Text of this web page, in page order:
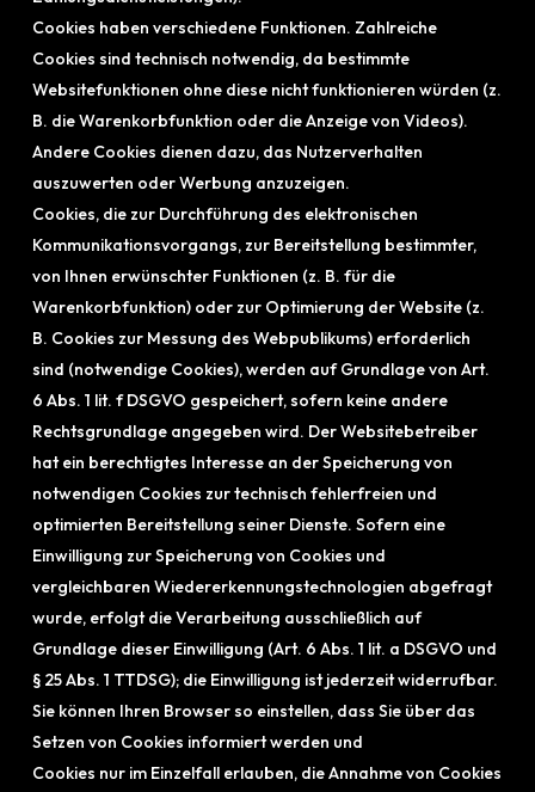
Cookies haben verschiedene Funktionen. Zahlreiche
Cookies sind technisch notwendig, da bestimmte
Websitefunktionen ohne diese nicht funktionieren würden (z.
B. die Warenkorbfunktion oder die Anzeige von Videos).
Andere Cookies dienen dazu, das Nutzerverhalten
auszuwerten oder Werbung anzuzeigen.
Cookies, die zur Durchführung des elektronischen
Kommunikationsvorgangs, zur Bereitstellung bestimmter,
von Ihnen erwünschter Funktionen (z. B. für die
Warenkorbfunktion) oder zur Optimierung der Website (z.
B. Cookies zur Messung des Webpublikums) erforderlich
sind (notwendige Cookies), werden auf Grundlage von Art.
6 Abs. 1 lit. f DSGVO gespeichert, sofern keine andere
Rechtsgrundlage angegeben wird. Der Websitebetreiber
hat ein berechtigtes Interesse an der Speicherung von
notwendigen Cookies zur technisch fehlerfreien und
optimierten Bereitstellung seiner Dienste. Sofern eine
Einwilligung zur Speicherung von Cookies und
vergleichbaren Wiedererkennungstechnologien abgefragt
wurde, erfolgt die Verarbeitung ausschließlich auf
Grundlage dieser Einwilligung (Art. 6 Abs. 1 lit. a DSGVO und
§ 25 Abs. 1 TTDSG); die Einwilligung ist jederzeit widerrufbar.
Sie können Ihren Browser so einstellen, dass Sie über das
Setzen von Cookies informiert werden und
Cookies nur im Einzelfall erlauben, die Annahme von Cookies